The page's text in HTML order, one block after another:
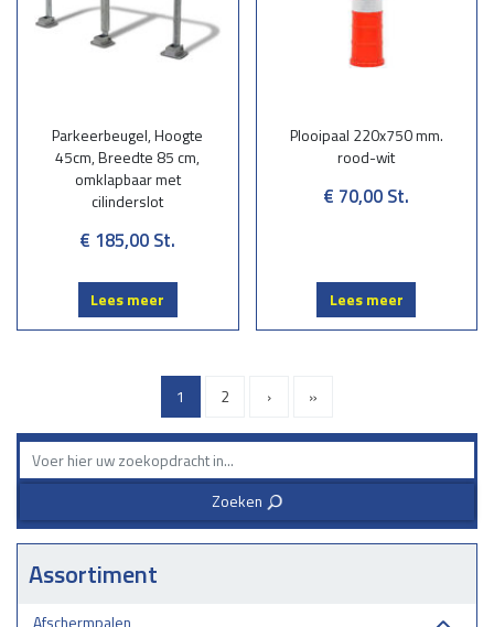
Zoeken 3
Assortiment
Afschermpalen
Parkeerbeugel, Hoogte
45cm, Breedte 85 cm,
omklapbaar met
cilinderslot
€ 185,00 St.
Lees meer
Plooipaal 220x750 mm.
rood-wit
€ 70,00 St.
Lees meer
1 2 › »